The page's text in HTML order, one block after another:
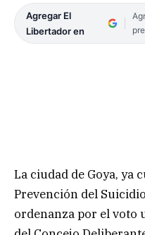
Agregar El
Libertador en
La ciudad de Goya, ya
Prevención del
ordenanza por el voto